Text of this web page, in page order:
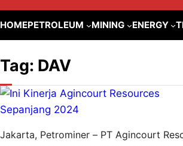
HOMEPETROLEUM MINING ENERGY
Tag: DAV
Jakarta, Petrominer – PT Agincourt